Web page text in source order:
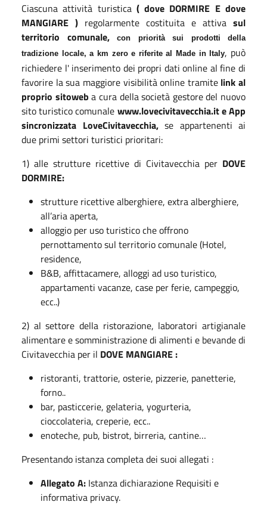
Ciascuna attività turistica ( dove DORMIRE E dove
MANGIARE ) regolarmente costituita e attiva sul
territorio comunale,
con priorità sui prodotti della
tradizione locale, a km zero e riferite al Made in Italy, può
richiedere l' inserimento dei propri dati online al fine di
favorire la sua maggiore visibilità online tramitelink al
proprio sitoweba cura della società gestore del nuovo
sito turistico comunale www.lovecivitavecchia.it e App
sincronizzata LoveCivitavecchia, se appartenenti ai
due primi settori turistici prioritari:
1) alle strutture ricettive di Civitavecchia per DOVE
DORMIRE:
strutture ricettive alberghiere, extra alberghiere,
all’aria aperta,
alloggio per uso turistico che offrono
pernottamento sul territorio comunale (Hotel,
residence,
B&B, affittacamere, alloggi ad uso turistico,
appartamenti vacanze, case per ferie, campeggio,
ecc..)
2) al settore della ristorazione, laboratori artigianale
alimentare e somministrazione di alimenti e bevande di
Civitavecchia per il DOVE MANGIARE :
ristoranti, trattorie, osterie, pizzerie, panetterie,
forno..
bar, pasticcerie, gelateria, yogurteria,
cioccolateria, creperie, ecc..
enoteche, pub, bistrot, birreria, cantine…
Presentando istanza completa dei suoi allegati :
Allegato A: Istanza dichiarazione Requisiti e
informativa privacy.